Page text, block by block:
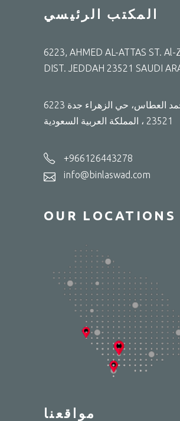
المكتب الرئيسي
6223, AHMED AL-ATTAS ST. Al-
DIST. JEDDAH 23521 SAUDI
6223 شارع أحمد العطاس، حي الزهراء جدة
23521 ، المملكة العربية السعودية
+966126443278
info@binlaswad.com
OUR LOCATIONS
مواقعنا